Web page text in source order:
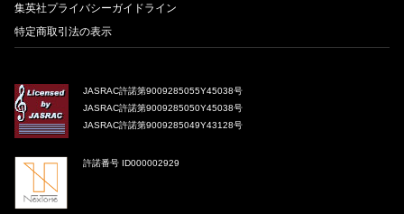
集英社プライバシーガイドライン
特定商取引法の表示
JASRAC許諾第9009285055Y45038号
JASRAC許諾第9009285050Y45038号
JASRAC許諾第9009285049Y43128号
許諾番号 ID000002929